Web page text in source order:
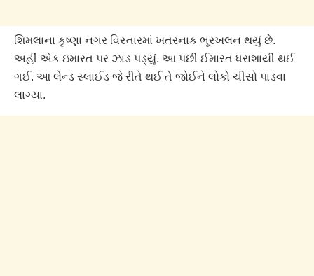
શિમલાના કૃષ્ણા નગર વિસ્તારમાં ખતરનાક ભૂસ્ખલન થયું છે.
અહીં એક ઇમારત પર ઝાડ પડ્યું. આ પછી ઈમારત ધરાશાયી થઈ
ગઈ. આ લેન્ડ સ્લાઈડ જે રીતે થઈ તે જોઈને લોકો ચીસો પાડવા
લાગ્યા.